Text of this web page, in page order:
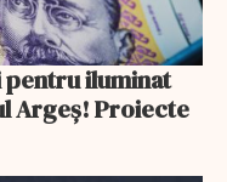
pentru iluminat
Argeș! Proiecte